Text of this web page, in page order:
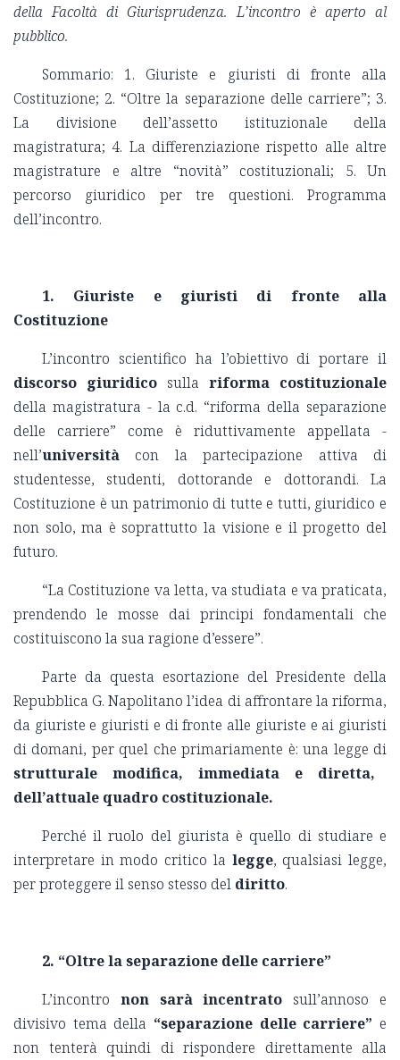
della Facoltà di Giurisprudenza. L’incontro è aperto al
pubblico.
Sommario: 1. Giuriste e giuristi di fronte alla
Costituzione; 2. “Oltre la separazione delle carriere”; 3.
La divisione dell’assetto istituzionale della
magistratura; 4. La differenziazione rispetto alle altre
magistrature e altre “novità” costituzionali; 5. Un
percorso giuridico per tre questioni. Programma
dell’incontro.
1. Giuriste e giuristi di fronte alla
Costituzione
L’incontro scientifico ha l’obiettivo di portare il
discorso giuridico sulla riforma costituzionale
della magistratura - la c.d. “riforma della separazione
delle carriere” come è riduttivamente appellata -
nell’università con la partecipazione attiva di
studentesse, studenti, dottorande e dottorandi. La
Costituzione è un patrimonio di tutte e tutti, giuridico e
non solo, ma è soprattutto la visione e il progetto del
futuro.
“La Costituzione va letta, va studiata e va praticata,
prendendo le mosse dai principi fondamentali che
costituiscono la sua ragione d’essere”.
Parte da questa esortazione del Presidente della
Repubblica G. Napolitano l’idea di affrontare la riforma,
da giuriste e giuristi e di fronte alle giuriste e ai giuristi
di domani, per quel che primariamente è: una legge di
strutturale modifica, immediata e diretta,
dell’attuale quadro costituzionale.
Perché il ruolo del giurista è quello di studiare e
interpretare in modo critico la legge, qualsiasi legge,
per proteggere il senso stesso del diritto.
2. “Oltre la separazione delle carriere”
L’incontro non sarà incentrato sull’annoso e
divisivo tema della “separazione delle carriere” e
non tenterà quindi di rispondere direttamente alla